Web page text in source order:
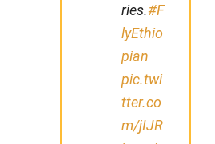
ries.#F
lyEthio
pian
pic.twi
tter.co
m/jIJR